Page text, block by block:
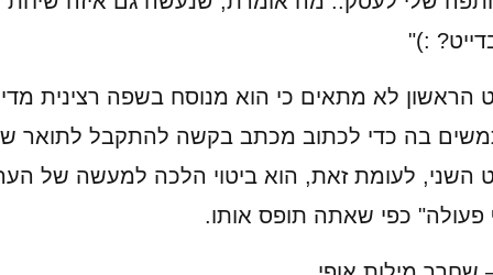
:)"
לא מתאים כי הוא מנוסח בשפה רצינית מדי,
בה כדי לכתוב מכתב בקשה להתקבל לתואר
השני, לעומת זאת, הוא ביטוי הלכה למעשה של
פעולה" כפי שאתה תופס אותו.